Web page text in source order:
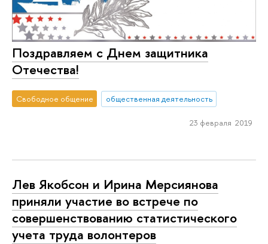
Поздравляем с Днем защитника
Отечества!
Свободное общение общественная деятельность
23 февраля 2019
Лев Якобсон и Ирина Мерсиянова
приняли участие во встрече по
совершенствованию статистического
учета труда волонтеров